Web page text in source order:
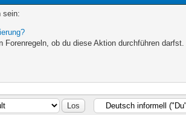
sein:
ob du diese Aktion durchführen darfst.